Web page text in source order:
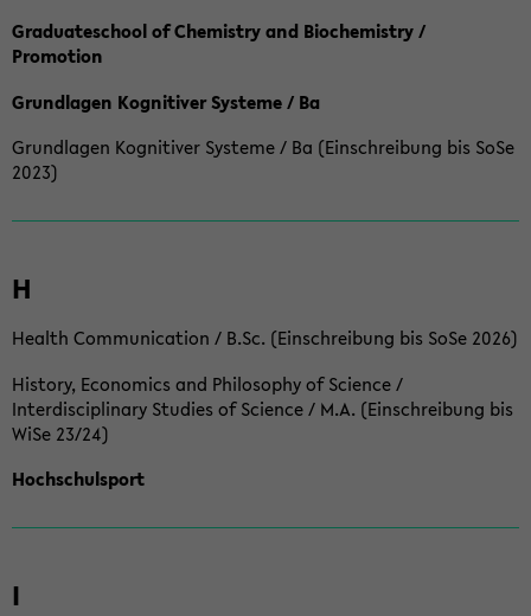
Graduateschool of Chemistry and Biochemistry /
Promotion
Grundlagen Kognitiver Systeme / Ba
Grundlagen Kognitiver Systeme / Ba (Einschreibung bis SoSe
2023)
H
Health Communication / B.Sc. (Einschreibung bis SoSe 2026)
History, Economics and Philosophy of Science /
Interdisciplinary Studies of Science / M.A. (Einschreibung bis
WiSe 23/24)
Hochschulsport
I